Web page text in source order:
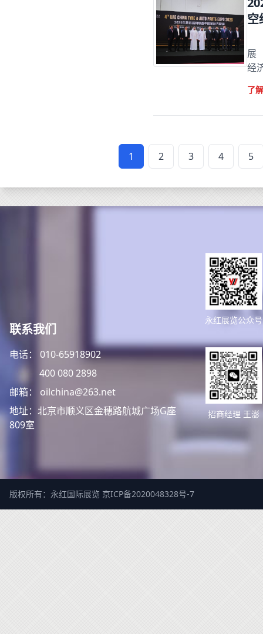
空
展
经
了
1 2 3 4 5
联系我们
电话： 010-65918902
400 080 2898
邮箱： oilchina@263.net
地址：北京市顺义区金穗路航城广场G座
809室
永红展览公众号
招商经理 王澎
版权所有：永红国际展览 京ICP备2020048328号-7